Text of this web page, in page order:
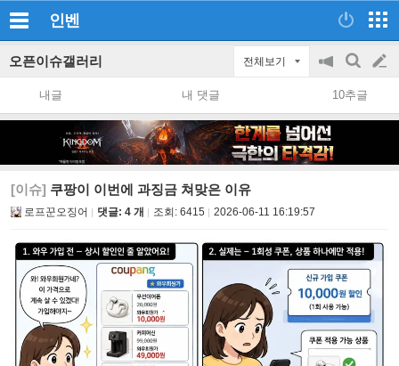
인벤
오픈이슈갤러리 전체보기
공
지
on/off
검
색
글
쓰
내글 내 댓글 10추글
[이슈] 쿠팡이 이번에 과징금 쳐맞은 이유
로프꾼오징어 댓글: 4 개 조회: 6415 2026-06-11 16:19:57